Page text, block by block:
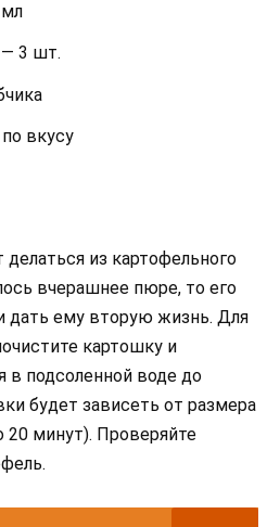
— 3 шт.
вкусу
делаться из картофельного
вчерашнее пюре, то его
дать ему вторую жизнь. Для
картошку и
в подсоленной воде до
будет зависеть от размера
20 минут). Проверяйте